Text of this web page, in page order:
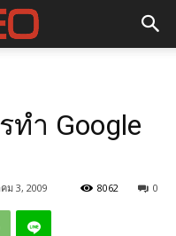
ำ Google
ม 3, 2009 0
8062